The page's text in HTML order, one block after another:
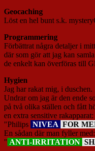
Geocaching
Löst en hel bunt s.k.
Programmering
Förbättrat några detaljer i
där som gör att jag kan
de enkelt kan överföras till
Hygien
Jag har rakat mig, i duschen.
Undrar om jag är den ende
på två olika ställen och fått
en extra sensitive rakapparat:
"Philips NIVEA FOR
En sådan där man fyller med:
" ANTI-IRRITATION